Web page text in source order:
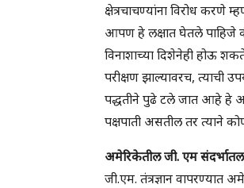
क्षेत्रचाचण्यांना विरोध करणे
आपण हे लक्षात घेतले पाहिजे
विनाशाच्या दिशेनेही होऊ
परीक्षण झाल्यावरच, त्याची
पद्धतीने पुढे टले जात आहे हे
पक्षपाती असतील तर त्याने
अमेरिकेतील जी. एम
जी.एम. तंत्रज्ञान वापरण्यात